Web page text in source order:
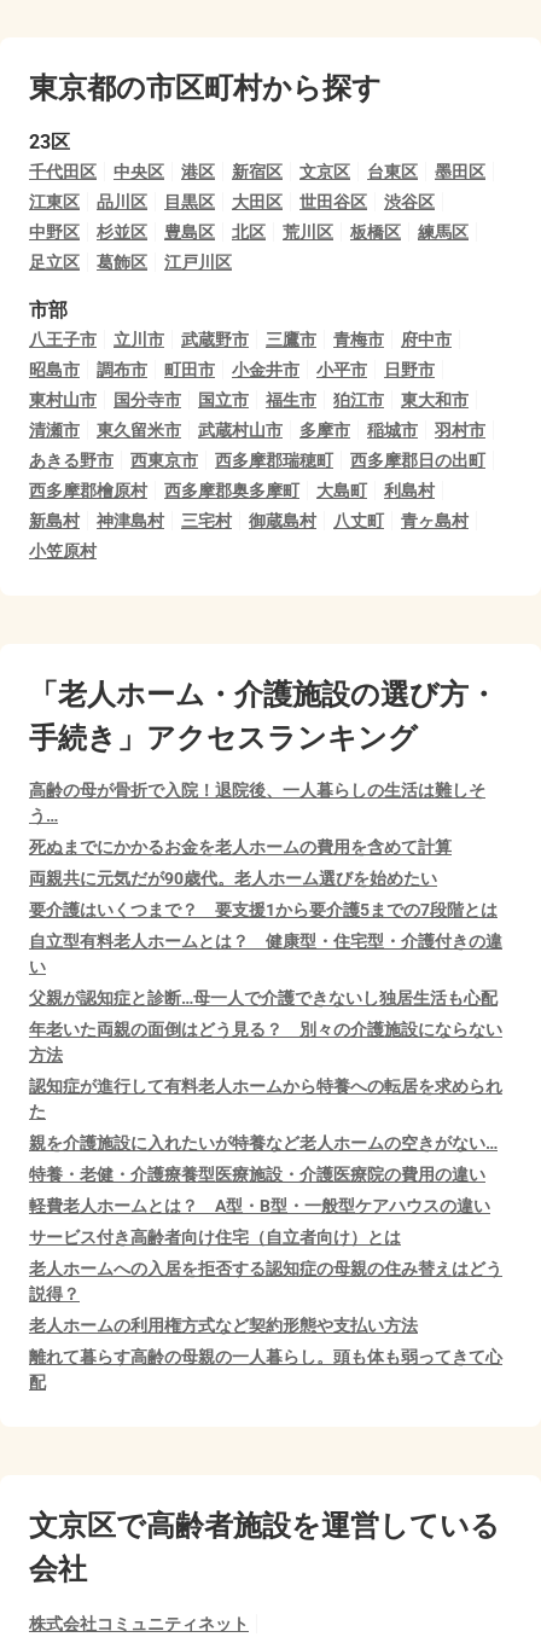
東京都の市区町村から探す
23区
千代田区 中央区 港区 新宿区 文京区 台東区
墨田区
江東区
品川区 目黒区 大田区 世田谷区
渋谷区
中野区
杉並区 豊島区 北区 荒川区 板橋区
練馬区
足立区
葛飾区 江戸川区
市部
八王子市 立川市 武蔵野市 三鷹市 青梅市
府中市
昭島市
調布市 町田市 小金井市 小平市
日野市
東村山市
国分寺市 国立市 福生市 狛江市
東大和市
清瀬市
東久留米市 武蔵村山市 多摩市 稲城市
羽村市
あきる野市
西東京市 西多摩郡瑞穂町
西多摩郡日の出町
西多摩郡檜原村
西多摩郡奥多摩町 大島町
利島村
新島村
神津島村 三宅村 御蔵島村 八丈町
青ヶ島村
小笠原村
「老人ホーム・介護施設の選び方・
手続き」アクセスランキング
高齢の母が骨折で入院！退院後、一人暮らしの生活は難しそ
う…
死ぬまでにかかるお金を老人ホームの費用を含めて計算
両親共に元気だが90歳代。老人ホーム選びを始めたい
要介護はいくつまで？ 要支援1から要介護5までの7段階とは
自立型有料老人ホームとは？ 健康型・住宅型・介護付きの違
い
父親が認知症と診断…母一人で介護できないし独居生活も心配
年老いた両親の面倒はどう見る？ 別々の介護施設にならない
方法
認知症が進行して有料老人ホームから特養への転居を求められ
た
親を介護施設に入れたいが特養など老人ホームの空きがない…
特養・老健・介護療養型医療施設・介護医療院の費用の違い
軽費老人ホームとは？ A型・B型・一般型ケアハウスの違い
サービス付き高齢者向け住宅（自立者向け）とは
老人ホームへの入居を拒否する認知症の母親の住み替えはどう
説得？
老人ホームの利用権方式など契約形態や支払い方法
離れて暮らす高齢の母親の一人暮らし。頭も体も弱ってきて心
配
文京区で高齢者施設を運営している
会社
株式会社コミュニティネット